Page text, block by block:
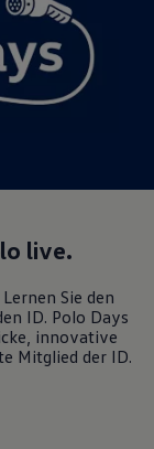
live.
Sie den
ID. Polo Days
innovative
Mitglied der ID.